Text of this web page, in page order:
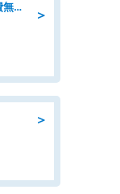
＞
組立・組付け/高収入/日払いOK/寮費無料/交替制/20・30・40代活躍中
＞